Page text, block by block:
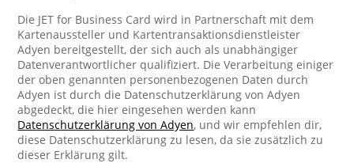
Die JET for Business Card wird in Partnerschaft mit dem
Kartenaussteller und Kartentransaktionsdienstleister
Adyen bereitgestellt, der sich auch als unabhängiger
Datenverantwortlicher qualifiziert. Die Verarbeitung einiger
der oben genannten personenbezogenen Daten durch
Adyen ist durch die Datenschutzerklärung von Adyen
abgedeckt, die hier eingesehen werden kann
Datenschutzerklärung von Adyen, und wir empfehlen dir,
diese Datenschutzerklärung zu lesen, da sie zusätzlich zu
dieser Erklärung gilt.